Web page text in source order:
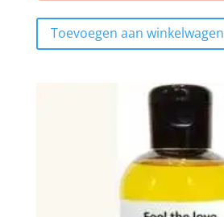
Toevoegen aan winkelwagen